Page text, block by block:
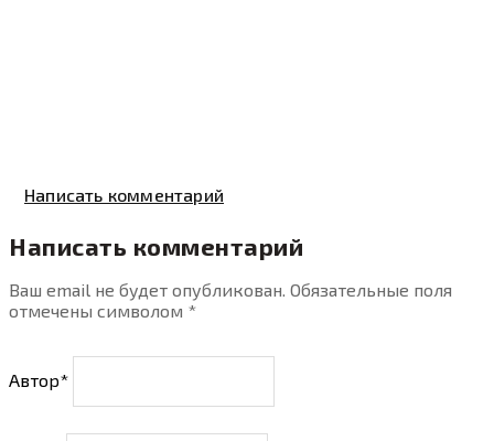
Написать комментарий
Написать комментарий
Ваш email не будет опубликован. Обязательные поля
отмечены символом *
Автор*